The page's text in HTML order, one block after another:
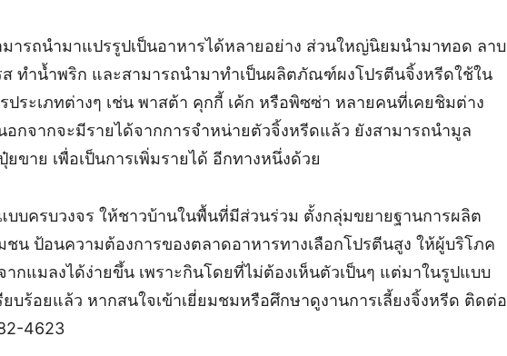
ารถนำมาแปรรูปเป็นอาหารได้หลายอย่าง ส่วนใหญ่นิยมนำมาทอด ลาบ
ส ทำน้ำพริก และสามารถนำมาทำเป็นผลิตภัณฑ์ผงโปรตีนจิ้งหรีดใช้ใน
ประเภทต่างๆ เช่น พาสต้า คุกกี้ เค้ก หรือพิซซ่า หลายคนที่เคยชิมต่าง
อกจากจะมีรายได้จากการจำหน่ายตัวจิ้งหรีดแล้ว ยังสามารถนำมูล
ยขาย เพื่อเป็นการเพิ่มรายได้ อีกทางหนึ่งด้วย
บบครบวงจร ให้ชาวบ้านในพื้นที่มีส่วนร่วม ตั้งกลุ่มขยายฐานการผลิต
ชน ป้อนความต้องการของตลาดอาหารทางเลือกโปรตีนสูง ให้ผู้บริโภค
กแมลงได้ง่ายขึ้น เพราะกินโดยที่ไม่ต้องเห็นตัวเป็นๆ แต่มาในรูปแบบ
ยบร้อยแล้ว หากสนใจเข้าเยี่ยมชมหรือศึกษาดูงานการเลี้ยงจิ้งหรีด ติดต่อ
4623